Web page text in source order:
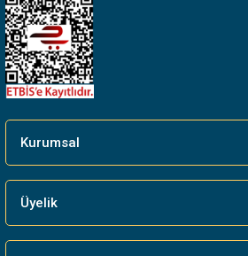
Kurumsal
Üyelik